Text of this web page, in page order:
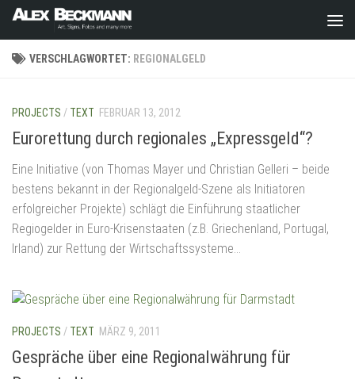
Zum Inhalt springen
VERSCHLAGWORTET: REGIONALGELD
PROJECTS / TEXT FEBRUAR 13, 2012
Eurorettung durch regionales „Expressgeld“?
Eine Initiative (von Thomas Mayer und Christian Gelleri – beide
bestens bekannt in der Regionalgeld-Szene als Initiatoren
erfolgreicher Projekte) schlägt die Einführung staatlicher
Regiogelder in Euro-Krisenstaaten (z.B. Griechenland, Portugal,
Irland) zur Rettung der Wirtschaftssysteme...
PROJECTS / TEXT MÄRZ 9, 2011
Gespräche über eine Regionalwährung für